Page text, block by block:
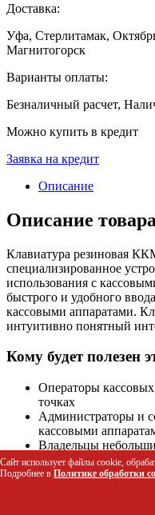
Доставка:
Уфа, Стерлитамак,
Магнитогорск
Варианты оплаты:
Безналичный расчет,
Можно купить в кредит
Заявка на кредит
Описание
Описание товара
Клавиатура резиновая
специализированное
использования с
быстрого и удобного
кассовыми аппаратами.
интуитивно понятный
Кому будет полезен
Операторы
точках
Администраторы и
кассовыми
Владельцы
кассовые машины
Сайт использует файлы cookie,
Подробнее в Политике обработки